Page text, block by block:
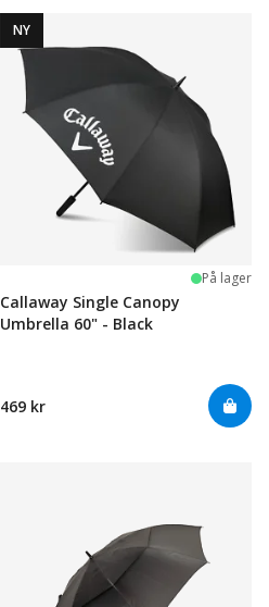
NY
På lager
Callaway Single Canopy
Umbrella 60" - Black
469 kr